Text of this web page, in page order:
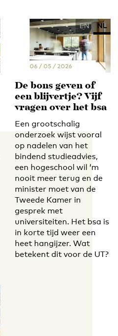
EN NL
06 / 05 / 2026
De bons geven of
een blijvertje? Vijf
vragen over het bsa
Een grootschalig
onderzoek wijst vooral
op nadelen van het
bindend studieadvies,
een hogeschool wil ‘m
nooit meer terug en de
minister moet van de
Tweede Kamer in
gesprek met
universiteiten. Het bsa is
in korte tijd weer een
heet hangijzer. Wat
betekent dit voor de UT?